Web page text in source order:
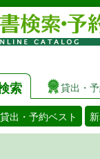
索 貸出・
貸出・予約ベスト